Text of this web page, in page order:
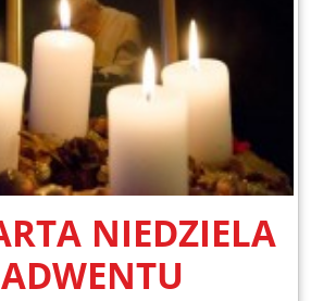
NIEDZIELA
ADWENTU